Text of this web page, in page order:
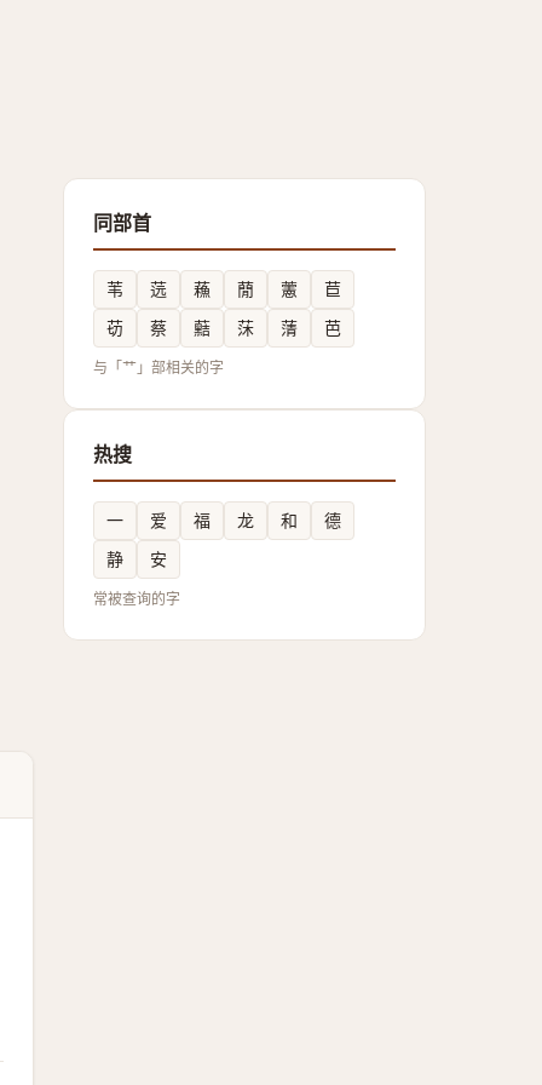
同部首
苇 䓕 蘓 蕑 藼
苣
苆
蔡 䕸 莯 蔳 芭
与「艹」部相关的字
热搜
一 爱 福 龙 和
德
静
安
常被查询的字